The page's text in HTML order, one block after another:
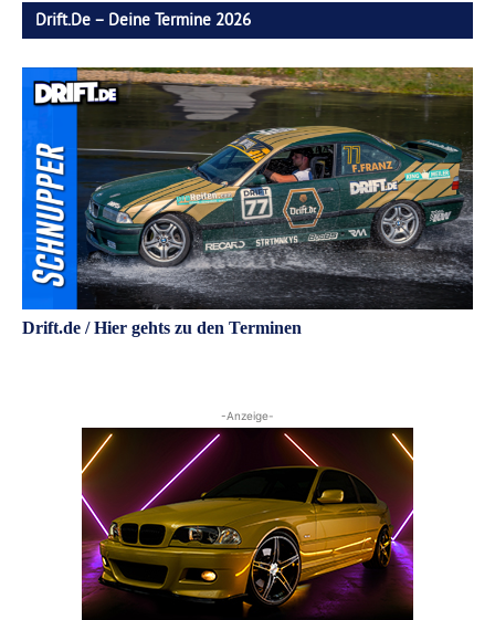
Drift.de – Deine Termine 2026
Drift.de / Hier gehts zu den Terminen
-Anzeige-